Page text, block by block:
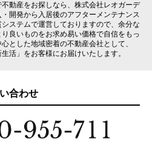
動産をお探しなら、株式会社レオガーデ
開発から入居後のアフターメンテナンス
ステムで運営しておりますので、余分な
良いものをお求め易い価格で自信をもっ
とした地域密着の不動産会社として、
活」をお客様にお届けいたします。
合わせ